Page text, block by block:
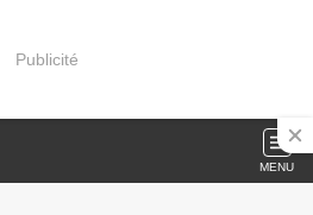
Publicité
MENU